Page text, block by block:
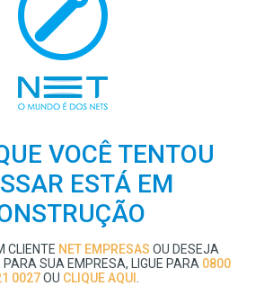
VOCÊ TENTOU
ESTÁ EM
CLIENTE NET EMPRESAS OU DESEJA
SUA EMPRESA, LIGUE PARA 0800
0027OU CLIQUE AQUI